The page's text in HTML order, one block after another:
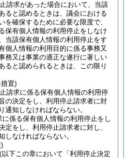
請求があった場合において、当該
ると認めるときは、議会における
を確保するために必要な限度で、
保有個人情報の利用停止をしなけ
当該保有個人情報の利用停止をす
個人情報の利用目的に係る事務又
務又は事業の適正な遂行に著しい
ると認められるときは、この限り
置)
請求に係る保有個人情報の利用停
の決定をし、利用停止請求者に対
通知しなければならない。
係る保有個人情報の利用停止をし
定をし、利用停止請求者に対し、
しなければならない。
(以下この章において「利用停止決定